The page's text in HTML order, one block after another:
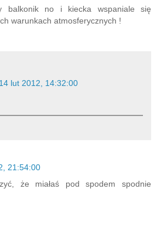
balkonik no i kiecka wspaniale się
warunkach atmosferycznych !
14 lut 2012, 14:32:00
21:54:00
że miałaś pod spodem spodnie